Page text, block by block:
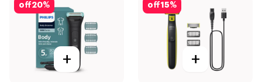
15%
off
+
20%
off
+